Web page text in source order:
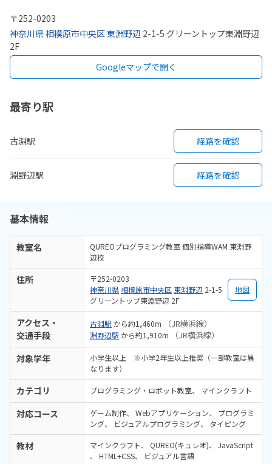
〒252-0203
神奈川県相模原市中央区東淵野辺 2-1-5 グリーントップ東淵野辺
2F
Googleマップで開く
最寄り駅
古淵駅 経路を確認
淵野辺駅 経路を確認
基本情報
教室名
QUREOプログラミング教室 個別指導WAM 東淵野
辺校
住所
〒252-0203
神奈川県 相模原市中央区 東淵野辺 2-1-5
グリーントップ東淵野辺 2F
地図
アクセス・
交通手段
古淵駅 から約1,460m （JR横浜線）
淵野辺駅 から約1,910m （JR横浜線）
対象学年
小学生以上 ※小学2年生以上推奨（一部教室は異
なります）
カテゴリ プログラミング・ロボット教室 マインクラフト
対応コース ゲーム制作 Webアプリケーション
プログラミ
ング
ビジュアルプログラミング タイピング
教材 マインクラフト QUREO(キュレオ)
JavaScript
HTML+CSS
ビジュアル言語